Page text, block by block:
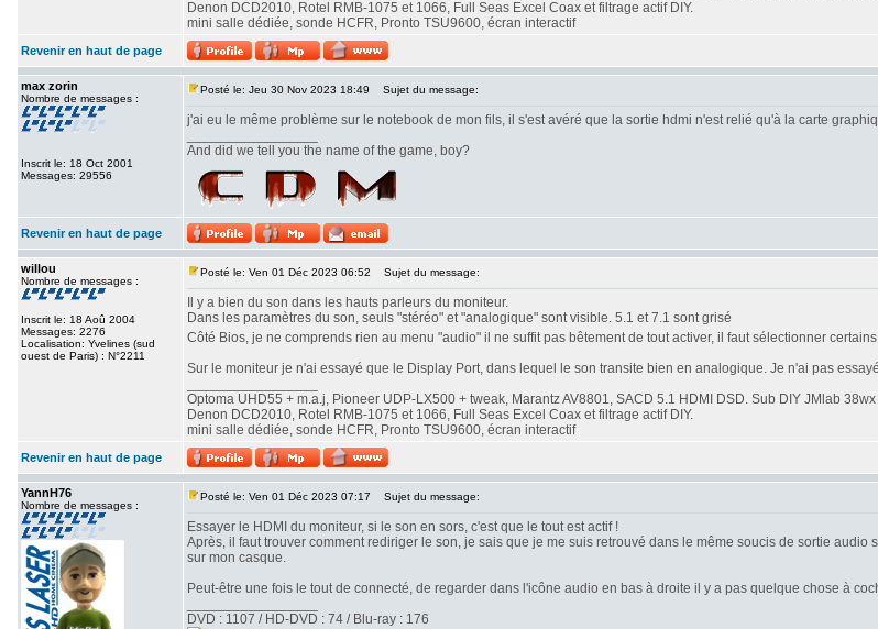
Denon DCD2010, Rotel RMB-1075 et 1066, Full Seas Excel Coax et filtrage actif DIY.
mini salle dédiée, sonde HCFR, Pronto TSU9600, écran interactif
Revenir en haut de page
max zorin
Nombre de messages :
Inscrit le: 18 Oct 2001
Messages: 29556
Posté le: Jeu 30 Nov 2023 18:49 Sujet du message:
j'ai eu le même problème sur le notebook de mon fils, il s'est avéré que la sortie hdmi n'est relié qu'à la carte
And did we tell you the name of the game, boy?
Revenir en haut de page
willou
Nombre de messages :
Inscrit le: 18 Aoû 2004
Messages: 2276
Localisation: Yvelines (sud
ouest de Paris) : N°2211
Posté le: Ven 01 Déc 2023 06:52 Sujet du message:
Il y a bien du son dans les hauts parleurs du moniteur.
Dans les paramètres du son, seuls "stéréo" et "analogique" sont visible. 5.1 et 7.1 sont grisé
Côté Bios, je ne comprends rien au menu "audio" il ne suffit pas bêtement de tout activer, il faut sélectionner
Sur le moniteur je n'ai essayé que le Display Port, dans lequel le son transite bien en analogique. Je n'ai pas
Optoma UHD55 + m.a.j, Pioneer UDP-LX500 + tweak, Marantz AV8801, SACD 5.1 HDMI DSD. Sub DIY JMlab 38wx
Denon DCD2010, Rotel RMB-1075 et 1066, Full Seas Excel Coax et filtrage actif DIY.
mini salle dédiée, sonde HCFR, Pronto TSU9600, écran interactif
Revenir en haut de page
YannH76
Nombre de messages :
Posté le: Ven 01 Déc 2023 07:17 Sujet du message:
Essayer le HDMI du moniteur, si le son en sors, c'est que le tout est actif !
Après, il faut trouver comment rediriger le son, je sais que je me suis retrouvé dans le même soucis de sortie
sur mon casque.
Peut-être une fois le tout de connecté, de regarder dans l'icône audio en bas à droite il y a pas quelque chose à
DVD : 1107 / HD-DVD : 74 / Blu-ray : 176